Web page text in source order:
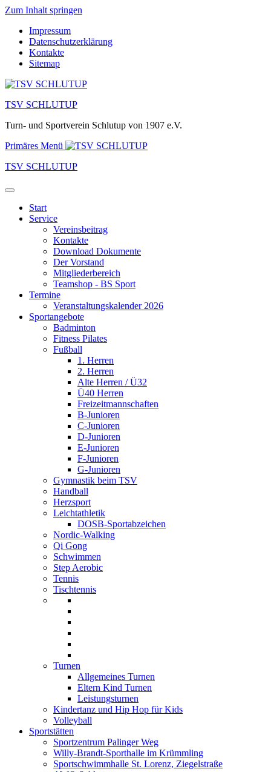
Zum Inhalt springen
Impressum
Datenschutzerklärung
Kontakte
Sitemap
TSV SCHLUTUP
Turn- und Sportverein Schlutup von 1907 e.V.
Primäres Menü
TSV SCHLUTUP
Start
Service
Vereinsbeitrag
Kontakte
Download Dokumente
Der Vorstand
Mitgliederbereich
Teamshop - BS Sport
Termine
Veranstaltungskalender 2026
Sportangebote
Badminton
Fitness Pilates
Fußball
1. Herren
2. Herren
Alte Herren / Ü32
Ü40 Herren
Freizeitmannschaften
B-Junioren
C-Junioren
D-Junioren
E-Junioren
F-Junioren
G-Junioren
Gymnastik beim TSV
Handball
Herzsport
Leichtathletik
DOSB-Sportabzeichen
Nordic-Walking
Qi Gong
Schwimmen
Step Aerobic
Tennis
Tischtennis
Turnen
Allgemeines Turnen
Eltern Kind Turnen
Leistungsturnen
Kindertanz und Hip Hop für Kids
Volleyball
Sportstätten
Sportzentrum Palinger Weg
Willy-Brandt-Sporthalle im Krümmling
Sportschwimmhalle St. Lorenz, Ziegelstraße